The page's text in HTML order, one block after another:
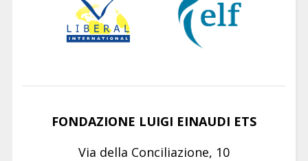
FONDAZIONE LUIGI EINAUDI ETS
Via della Conciliazione, 10